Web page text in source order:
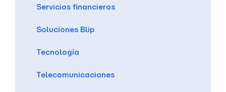
Servicios financieros
Soluciones Blip
Tecnología
Telecomunicaciones